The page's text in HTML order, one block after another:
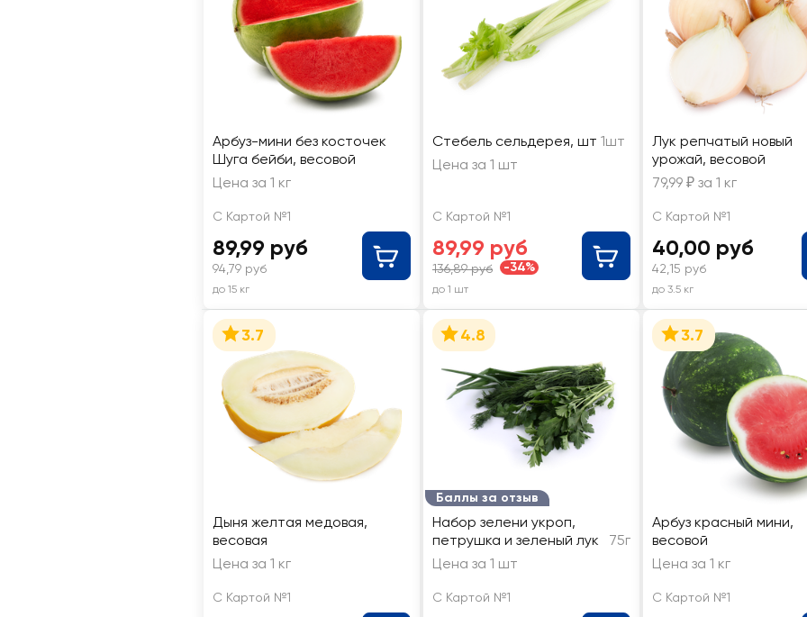
Арбуз-мини без косточек
Шуга бейби, весовой
Цена за 1 кг
С Картой №1
89,99 руб
94,79 руб
до 15 кг
Стебель сельдерея, шт 1шт
Цена за 1 шт
С Картой №1
89,99 руб
136,89 руб -34%
до 1 шт
Лук репчатый новый
урожай, весовой
79,99 ₽ за 1 кг
С Картой №1
40,00 руб
42,15 руб
до 3.5 кг
3.7
Дыня желтая медовая,
весовая
Цена за 1 кг
С Картой №1
Баллы за отзыв
4.8
Набор зелени укроп,
петрушка и зеленый лук
75г
Цена за 1 шт
С Картой №1
3.7
Арбуз красный мини,
весовой
Цена за 1 кг
С Картой №1